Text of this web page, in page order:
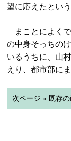
望に応えたとい
まことによく
の中身そっちの
いるうちに、山
えり、都市部に
次ページ » 既存